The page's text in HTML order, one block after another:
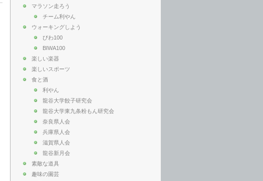
マラソン走ろう
チーム利やん
ウォーキングしよう
びわ100
BIWA100
楽しい楽器
楽しいスポーツ
食と酒
利やん
龍谷大学餃子研究会
龍谷大学東九条粉もん研究会
奈良県人会
兵庫県人会
滋賀県人会
龍谷新月会
素敵な道具
趣味の園芸